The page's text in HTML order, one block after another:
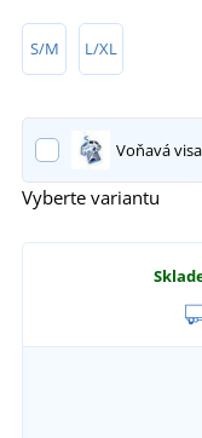
S/M L/XL
Voňavá
Vyberte variantu